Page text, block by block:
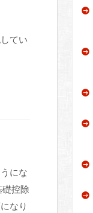
てい
にな
控除
なり